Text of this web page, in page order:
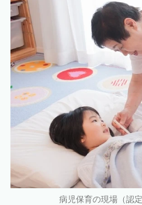
病児保育の現場（認